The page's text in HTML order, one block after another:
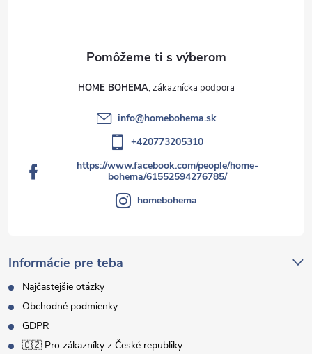
Informácie pre teba
Najčastejšie otázky
Obchodné podmienky
GDPR
🇨🇿 Pro zákazníky z České republiky
HOME BOHEMA
info@homebohema.sk
+420773205310
https://www.facebook.com/people/home-
bohema/61552594276785/
homebohema